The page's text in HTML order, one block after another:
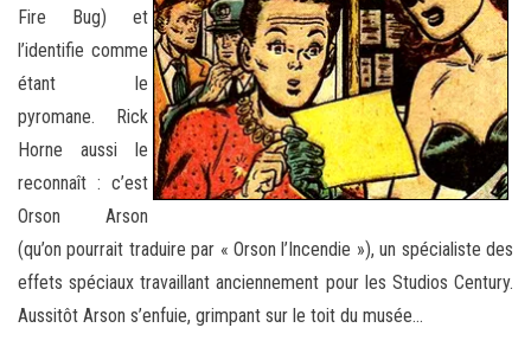
Fire Bug) et
l’identifie comme
étant le
pyromane. Rick
Horne aussi le
reconnaît : c’est
Orson Arson
(qu’on pourrait traduire par « Orson l’Incendie »), un spécialiste des
effets spéciaux travaillant anciennement pour les Studios Century.
Aussitôt Arson s’enfuie, grimpant sur le toit du musée…